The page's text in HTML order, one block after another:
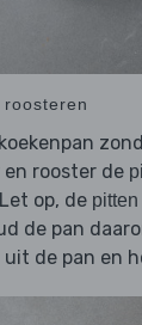
rooster de
op, de pitten
de pan
uit de pan en